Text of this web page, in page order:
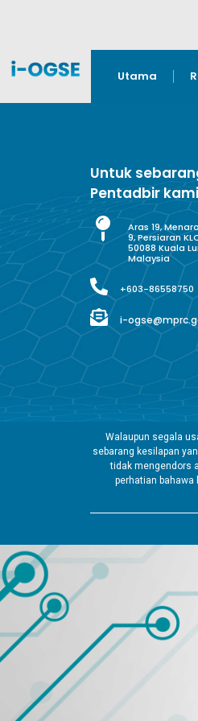
Utama
Untuk
Pentadbir kami
Aras 19,
9, Persiaran
50088 Kuala
Malaysia
+603-86558750
i-
Walaupun segala
sebarang kesilapan
tidak mengendors
perhatian